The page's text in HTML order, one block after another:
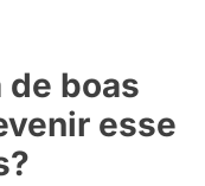
de boas
esse